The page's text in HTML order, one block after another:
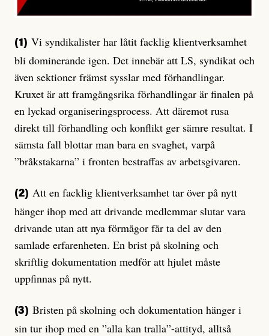
(1) Vi syndikalister har låtit facklig klientverksamhet
bli dominerande igen. Det innebär att LS, syndikat och
även sektioner främst sysslar med förhandlingar.
Kruxet är att framgångsrika förhandlingar är finalen på
en lyckad organiseringsprocess. Att däremot rusa
direkt till förhandling och konflikt ger sämre resultat. I
sämsta fall blottar man bara en svaghet, varpå
”bråkstakarna” i fronten bestraffas av arbetsgivaren.
(2) Att en facklig klientverksamhet tar över på nytt
hänger ihop med att drivande medlemmar slutar vara
drivande utan att nya förmågor får ta del av den
samlade erfarenheten. En brist på skolning och
skriftlig dokumentation medför att hjulet måste
uppfinnas på nytt.
(3) Bristen på skolning och dokumentation hänger i
sin tur ihop med en ”alla kan tralla”-attityd, alltså